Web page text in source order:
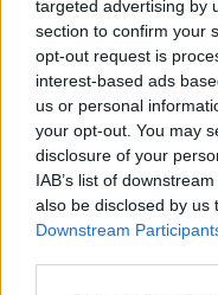
targeted advertising by
section to confirm your
opt-out request is
interest-based ads
us or personal
your opt-out. You may
disclosure of your
IAB’s list of
also be disclosed by us
Downstream
και ώριμος πια στο
βασάνου. Στην
αστό με ολόγιομα
μεγαλειώδους
επανέρχεται στην
βαθουλές κοιλάδες,
ποιητικού
έπαθλο του
άνδρας, για να